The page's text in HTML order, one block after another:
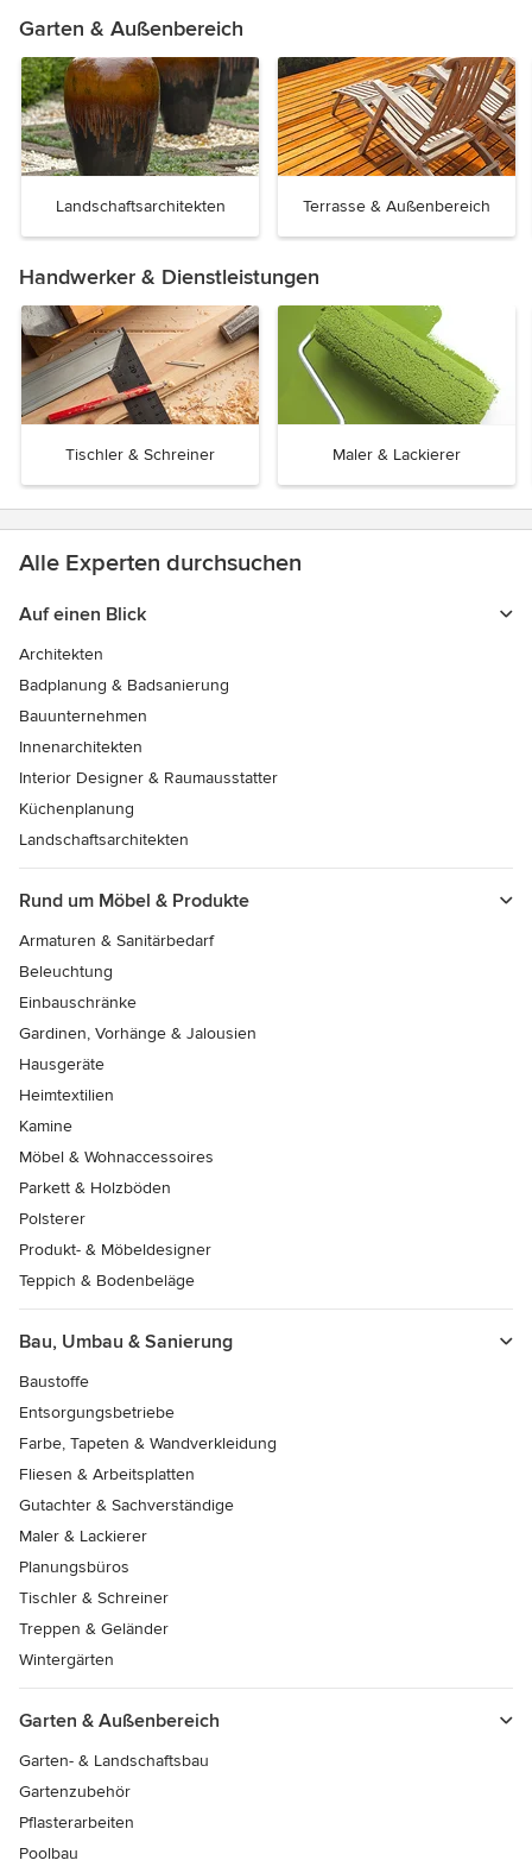
Garten & Außenbereich
Landschaftsarchitekten Terrasse & Außenbereich
Handwerker & Dienstleistungen
Tischler & Schreiner Maler & Lackierer
Alle Experten durchsuchen
Auf einen Blick
Architekten
Badplanung & Badsanierung
Bauunternehmen
Innenarchitekten
Interior Designer & Raumausstatter
Küchenplanung
Landschaftsarchitekten
Rund um Möbel ​& Produkte
Armaturen & Sanitärbedarf
Beleuchtung
Einbauschränke
Gardinen, Vorhänge & Jalousien
Hausgeräte
Heimtextilien
Kamine
Möbel & Wohnaccessoires
Parkett & Holzböden
Polsterer
Produkt- & Möbeldesigner
Teppich & Bodenbeläge
Bau, Umbau & Sanierung
Baustoffe
Entsorgungsbetriebe
Farbe, Tapeten & Wandverkleidung
Fliesen & Arbeitsplatten
Gutachter & Sachverständige
Maler & Lackierer
Planungsbüros
Tischler & Schreiner
Treppen & Geländer
Wintergärten
Garten & Außenbereich
Garten- & Landschaftsbau
Gartenzubehör
Pflasterarbeiten
Poolbau